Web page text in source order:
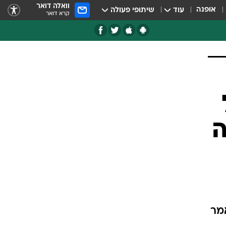
אופנה עוד שיתופי פעולה וואלה דואר
קרא דואר
אמר